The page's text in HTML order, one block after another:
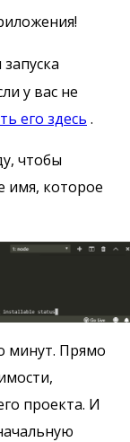
у вас не
его здесь .
чтобы
имя, которое
минут. Прямо
проекта. И